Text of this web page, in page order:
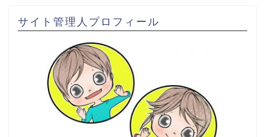
サイト管理人プロフィール